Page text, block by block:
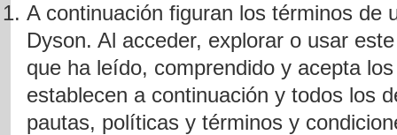
A continuación figuran los términos de
Dyson. Al acceder, explorar o usar
que ha leído, comprendido y acepta
establecen a continuación y todos los
pautas, políticas y términos y